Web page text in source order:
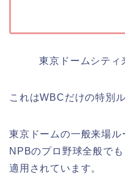
東京ドームシティ
これはWBCだけの特別
東京ドームの一般来場ル
NPBのプロ野球全般で
適用されています。